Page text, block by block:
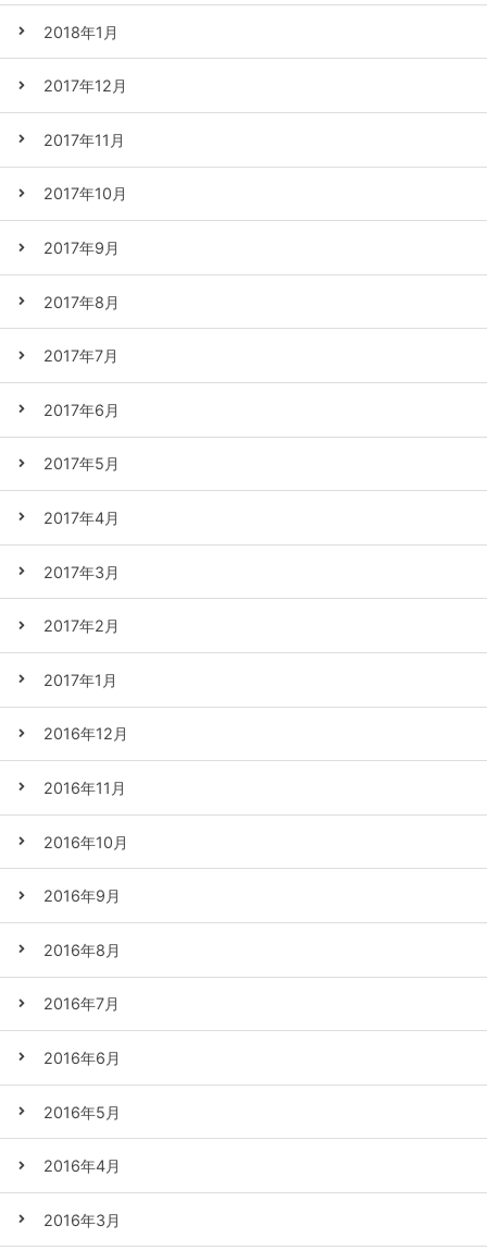
2018年1月
2017年12月
2017年11月
2017年10月
2017年9月
2017年8月
2017年7月
2017年6月
2017年5月
2017年4月
2017年3月
2017年2月
2017年1月
2016年12月
2016年11月
2016年10月
2016年9月
2016年8月
2016年7月
2016年6月
2016年5月
2016年4月
2016年3月